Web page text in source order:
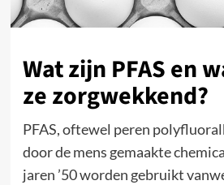
Wat zijn PFAS en
ze zorgwekkend?
PFAS, oftewel peren
door de mens gemaakte
jaren ’50 worden gebruikt